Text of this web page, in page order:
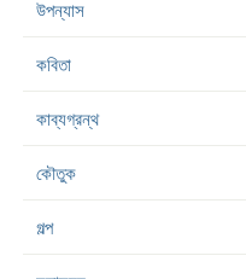
উপন্যাস
কবিতা
কাব্যগ্রন্থ
কৌতুক
গল্প